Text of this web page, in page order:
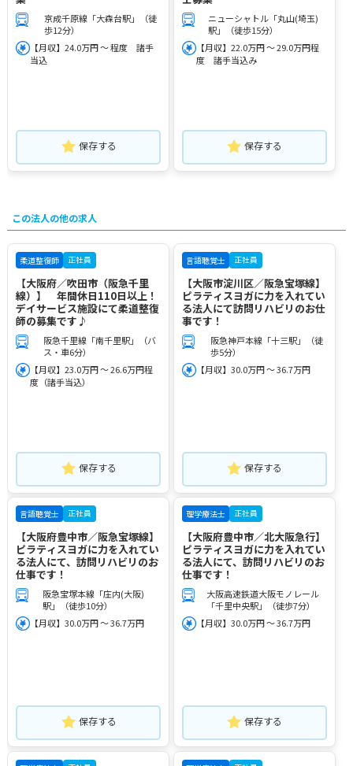
京成千原線「大森台駅」（徒
歩12分）
【月収】24.0万円 ～ 程度 諸手
当込
保存する
ニューシャトル「丸山(埼玉)
駅」（徒歩15分）
【月収】22.0万円 ～ 29.0万円程
度 諸手当込み
保存する
この法人の他の求人
柔道整復師 正社員
【大阪府／吹田市（阪急千里
線）】 年間休日110日以上！
デイサービス施設にて柔道整復
師の募集です♪
阪急千里線「南千里駅」（バ
ス・車6分）
【月収】23.0万円 ～ 26.6万円程
度（諸手当込）
保存する
言語聴覚士 正社員
【大阪市淀川区／阪急宝塚線】
ピラティスヨガに力を入れてい
る法人にて訪問リハビリのお仕
事です！
阪急神戸本線「十三駅」（徒
歩5分）
【月収】30.0万円 ～ 36.7万円
保存する
言語聴覚士 正社員
【大阪府豊中市／阪急宝塚線】
ピラティスヨガに力を入れてい
る法人にて、訪問リハビリのお
仕事です！
阪急宝塚本線「庄内(大阪)
駅」（徒歩10分）
【月収】30.0万円 ～ 36.7万円
保存する
理学療法士 正社員
【大阪府豊中市／北大阪急行】
ピラティスヨガに力を入れてい
る法人にて、訪問リハビリのお
仕事です！
大阪高速鉄道大阪モノレール
「千里中央駅」（徒歩7分）
【月収】30.0万円 ～ 36.7万円
保存する